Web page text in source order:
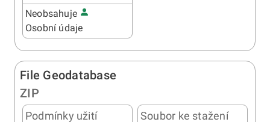
Neobsahuje
Osobní údaje
File Geodatabase
ZIP
Podmínky užití
Soubor ke stažení